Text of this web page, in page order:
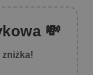
💸
zniżka!